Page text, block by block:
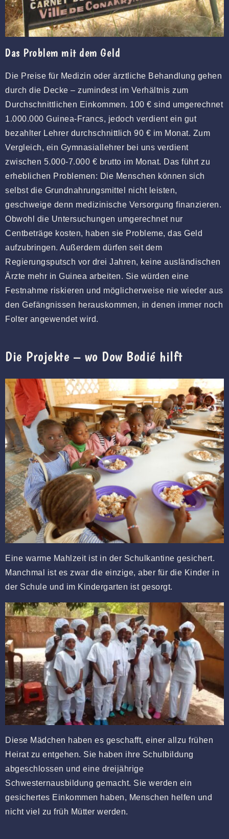
Das Problem mit dem Geld
Die Preise für Medizin oder ärztliche Behandlung gehen
durch die Decke – zumindest im Verhältnis zum
Durchschnittlichen Einkommen. 100 € sind umgerechnet
1.000.000 Guinea-Francs, jedoch verdient ein gut
bezahlter Lehrer durchschnittlich 90 € im Monat. Zum
Vergleich, ein Gymnasiallehrer bei uns verdient
zwischen 5.000-7.000 € brutto im Monat. Das führt zu
erheblichen Problemen: Die Menschen können sich
selbst die Grundnahrungsmittel nicht leisten,
geschweige denn medizinische Versorgung finanzieren.
Obwohl die Untersuchungen umgerechnet nur
Centbeträge kosten, haben sie Probleme, das Geld
aufzubringen. Außerdem dürfen seit dem
Regierungsputsch vor drei Jahren, keine ausländischen
Ärzte mehr in Guinea arbeiten. Sie würden eine
Festnahme riskieren und möglicherweise nie wieder aus
den Gefängnissen herauskommen, in denen immer noch
Folter angewendet wird.
Die Projekte – wo Dow Bodié hilft
Eine warme Mahlzeit ist in der Schulkantine gesichert.
Manchmal ist es zwar die einzige, aber für die Kinder in
der Schule und im Kindergarten ist gesorgt.
Diese Mädchen haben es geschafft, einer allzu frühen
Heirat zu entgehen. Sie haben ihre Schulbildung
abgeschlossen und eine dreijährige
Schwesternausbildung gemacht. Sie werden ein
gesichertes Einkommen haben, Menschen helfen und
nicht viel zu früh Mütter werden.